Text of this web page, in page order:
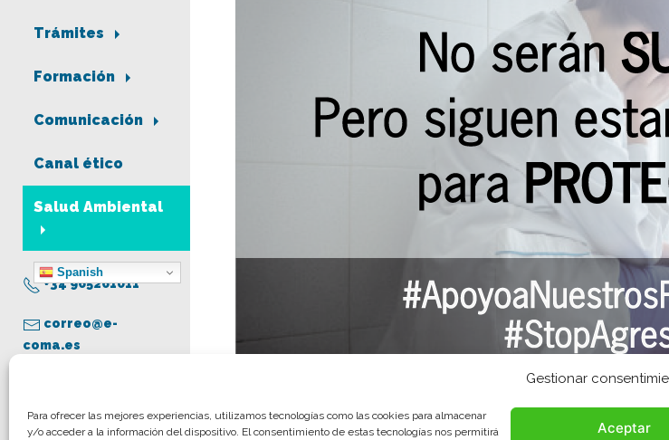
Gestionar
Para ofrecer las mejores experiencias, utilizamos tecnologías como las cookies para almacenar
y/o acceder a la información del dispositivo. El consentimiento de estas tecnologías nos permitirá
Aceptar
Trámites
Formación
Comunicación
Canal ético
Salud Ambiental
Spanish
+34 965261011
correo@e-
coma.es
Aviso legal